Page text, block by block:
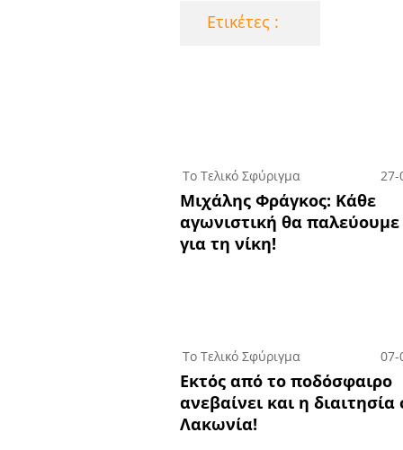
Eτικέτες :
Το Τελικό Σφύριγμα
Μιχάλης Φράγκος: Κάθε
αγωνιστική θα
για τη νίκη!
Το Τελικό Σφύριγμα 07-
Εκτός από το ποδόσφαιρο
ανεβαίνει και η διαιτησία
Λακωνία!